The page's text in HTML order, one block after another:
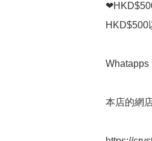
HKD$500
Whatapps
本店的網